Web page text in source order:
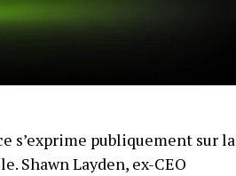
s’exprime publiquement sur la
Shawn Layden, ex-CEO